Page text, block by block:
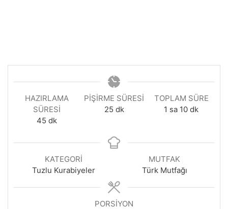
HAZIRLAMA
SÜRESI
45 dakika
dk
PIŞIRME SÜRESI
25dakika
dk
TOPLAM SÜRE
1 saat
sa 10dakika
dk
KATEGORI
Tuzlu Kurabiyeler
MUTFAK
Türk Mutfağı
PORSIYON